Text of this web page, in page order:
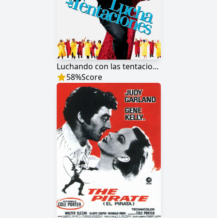
Luchando con las tentaciones
58%Score